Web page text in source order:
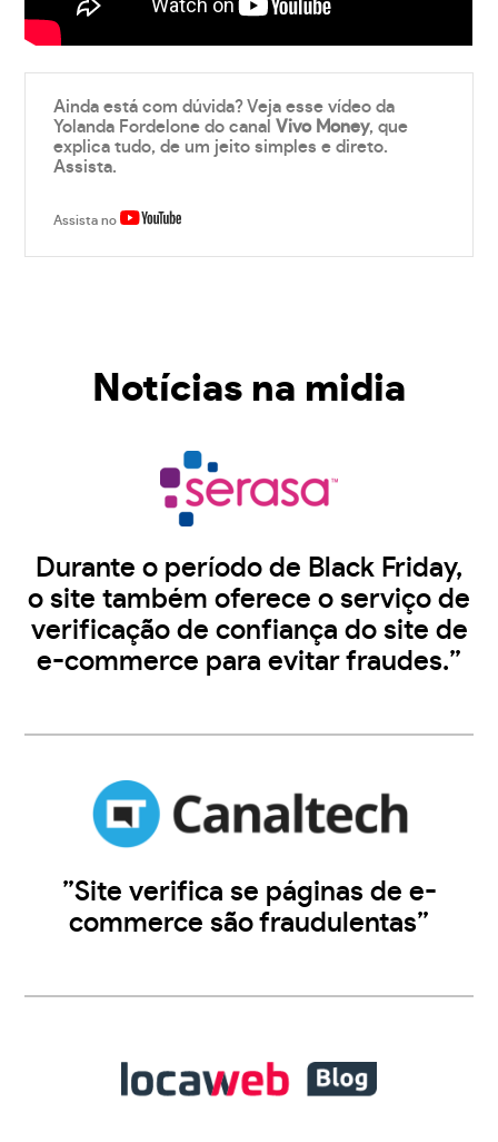
Ainda está com dúvida? Veja esse vídeo da
Yolanda Fordelone do canalVivo Money, que
explica tudo, de um jeito simples e direto.
Assista.
Assista no
Notícias na midia
Durante o período de Black Friday,
o site também oferece o serviço de
verificação de confiança do site de
e-commerce para evitar fraudes.”
”Site verifica se páginas de e-
commerce são fraudulentas”